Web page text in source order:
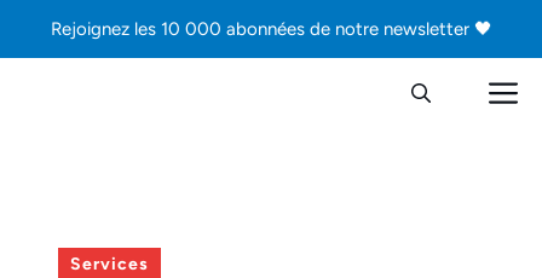
Rejoignez les 10 000 abonnées de notre newsletter 🖤
Services